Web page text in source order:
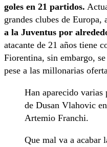
goles en 21 partidos.
grandes clubes de Europa,
a la Juventus por
atacante de 21 años tiene
Fiorentina, sin embargo,
pese a las millonarias
Han aparecido varias
de Dusan Vlahovic
Artemio Franchi.
Que mal va a acabar